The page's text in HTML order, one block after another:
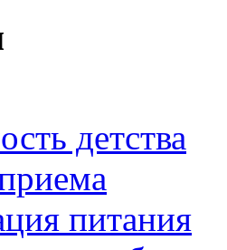
детства
питания